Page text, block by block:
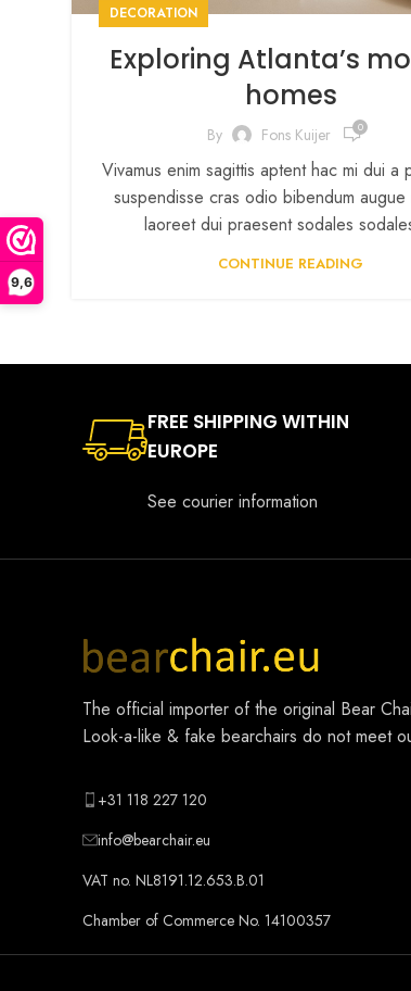
9,6
DECORATION
Exploring Atlanta’s
homes
By Fons Kuijer 0
Vivamus enim sagittis aptent hac mi dui a
suspendisse cras odio bibendum augue
laoreet dui praesent sodales
CONTINUE READING
FREE SHIPPING WITHIN
EUROPE
See courier information
The official importer of the original Bear
Look-a-like & fake bearchairs do not meet
+31 118 227 120
info@bearchair.eu
VAT no. NL8191.12.653.B.01
Chamber of Commerce No. 14100357